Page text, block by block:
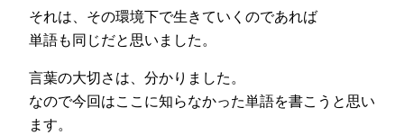
それは、その環境下で生きていくのであれば
単語も同じだと思いました。
言葉の大切さは、分かりました。
なので今回はここに知らなかった単語を書こうと思い
ます。